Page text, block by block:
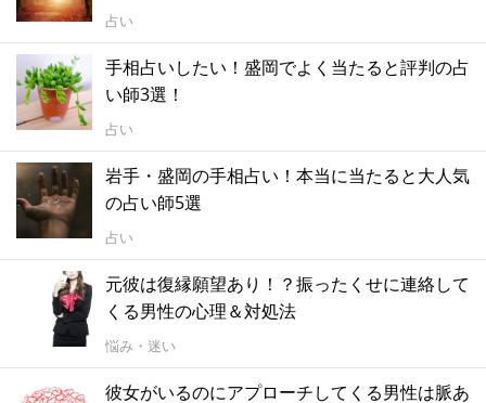
占い
手相占いしたい！盛岡でよく当たると評判の占
い師3選！
占い
岩手・盛岡の手相占い！本当に当たると大人気
の占い師5選
占い
元彼は復縁願望あり！？振ったくせに連絡して
くる男性の心理＆対処法
悩み・迷い
彼女がいるのにアプローチしてくる男性は脈あ